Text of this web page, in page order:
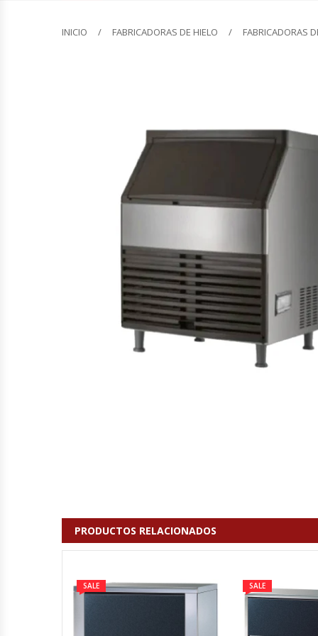
Cámaras Fermentadoras
Coolers / Visicoolers
INICIO FABRICADORAS DE HIELO FABRICADORAS
PRODUCTOS RELACIONADOS
SALE SALE